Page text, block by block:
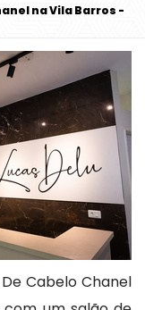
na Vila Barros -
Cabelo Chanel